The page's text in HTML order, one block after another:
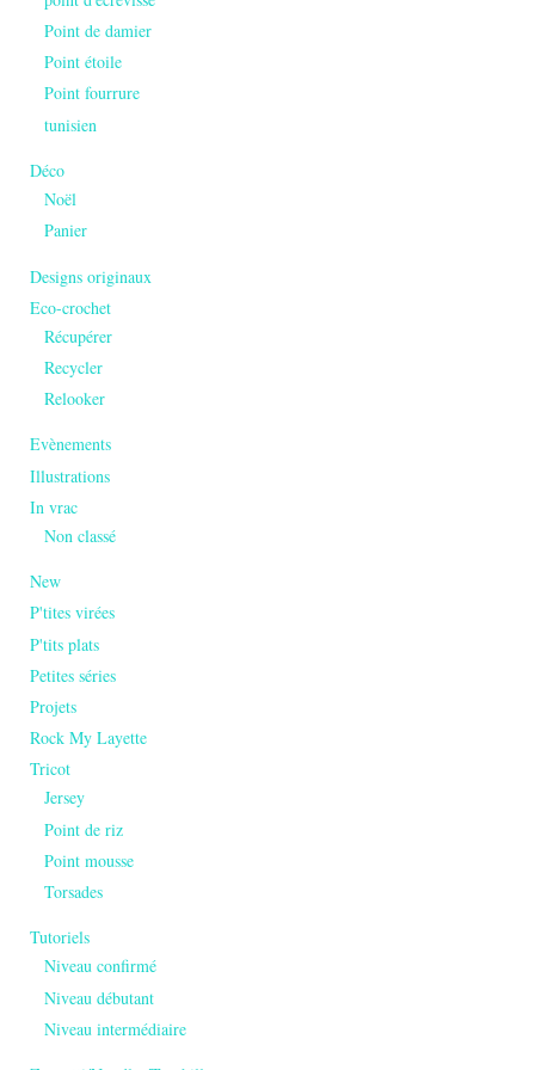
Point de damier
Point étoile
Point fourrure
tunisien
Déco
Noël
Panier
Designs originaux
Eco-crochet
Récupérer
Recycler
Relooker
Evènements
Illustrations
In vrac
Non classé
New
P'tites virées
P'tits plats
Petites séries
Projets
Rock My Layette
Tricot
Jersey
Point de riz
Point mousse
Torsades
Tutoriels
Niveau confirmé
Niveau débutant
Niveau intermédiaire